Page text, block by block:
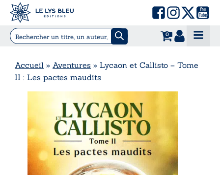
0
Accueil » Aventures » Lycaon et Callisto – Tome
II : Les pactes maudits